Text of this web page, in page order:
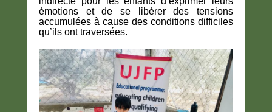
émotions et de se libérer des tensions
accumulées à cause des conditions difficiles
qu’ils ont traversées.